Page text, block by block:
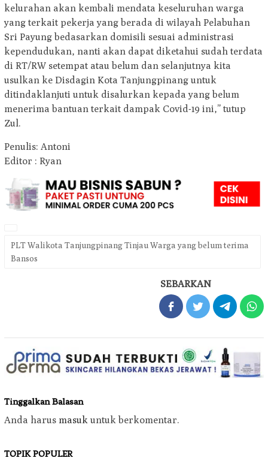
kelurahan akan kembali mendata keseluruhan warga
yang terkait pekerja yang berada di wilayah Pelabuhan
Sri Payung bedasarkan domisili sesuai administrasi
kependudukan, nanti akan dapat diketahui sudah terdata
di RT/RW setempat atau belum dan selanjutnya kita
usulkan ke Disdagin Kota Tanjungpinang untuk
ditindaklanjuti untuk disalurkan kepada yang belum
menerima bantuan terkait dampak Covid-19 ini,” tutup
Zul.
Penulis: Antoni
Editor : Ryan
PLT Walikota Tanjungpinang Tinjau Warga yang belum terima
Bansos
SEBARKAN
Tinggalkan Balasan
Anda harus masuk untuk berkomentar.
TOPIK POPULER